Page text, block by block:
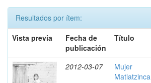
Resultados por ítem:
Vista previa
Fecha de
publicación
Título
2012-03-07
Mujer